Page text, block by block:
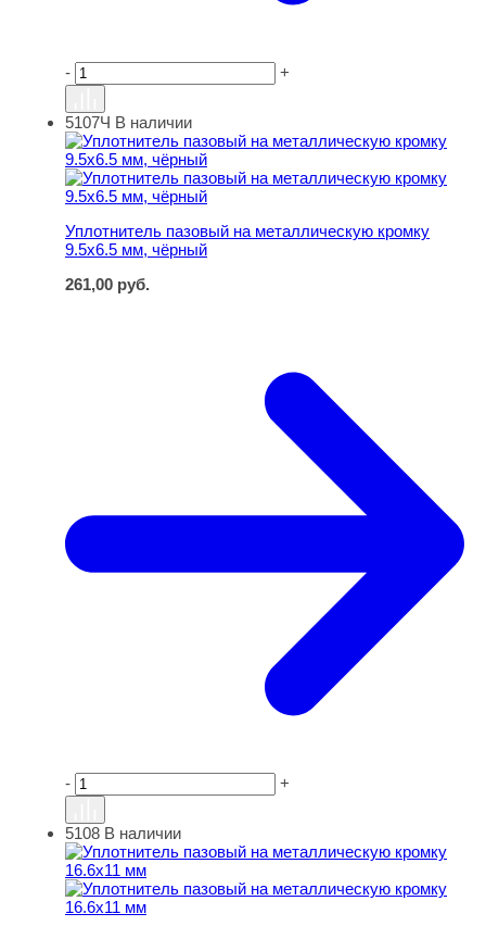
- +
Уплотнитель пазовый на металлическую кромку
5107Ч В наличии
Уплотнитель пазовый на металлическую кромку
9.5х6.5 мм, чёрный
261,00 руб.
- +
Уплотнитель пазовый на металлическую кромку
5108 В наличии